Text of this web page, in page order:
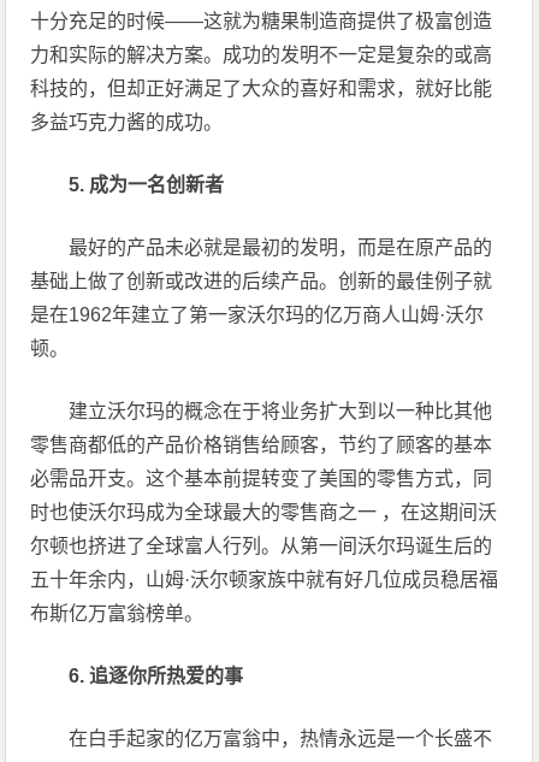
十分充足的时候——这就为糖果制造商提供了极富创造
力和实际的解决方案。成功的发明不一定是复杂的或高
科技的，但却正好满足了大众的喜好和需求，就好比能
多益巧克力酱的成功。
5. 成为一名创新者
最好的产品未必就是最初的发明，而是在原产品的
基础上做了创新或改进的后续产品。创新的最佳例子就
是在1962年建立了第一家沃尔玛的亿万商人山姆·沃尔
顿。
建立沃尔玛的概念在于将业务扩大到以一种比其他
零售商都低的产品价格销售给顾客，节约了顾客的基本
必需品开支。这个基本前提转变了美国的零售方式，同
时也使沃尔玛成为全球最大的零售商之一 ，在这期间沃
尔顿也挤进了全球富人行列。从第一间沃尔玛诞生后的
五十年余内，山姆·沃尔顿家族中就有好几位成员稳居福
布斯亿万富翁榜单。
6. 追逐你所热爱的事
在白手起家的亿万富翁中，热情永远是一个长盛不